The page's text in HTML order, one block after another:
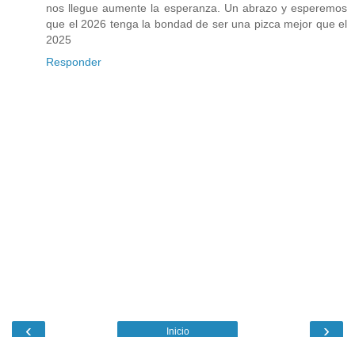
nos llegue aumente la esperanza. Un abrazo y esperemos
que el 2026 tenga la bondad de ser una pizca mejor que el
2025
Responder
‹ ›
Inicio